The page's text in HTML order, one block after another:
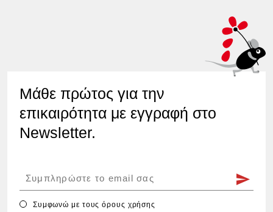
Μάθε πρώτος για την
επικαιρότητα με εγγραφή στο
Newsletter.
Συμφωνώ με τουςόρους χρήσης